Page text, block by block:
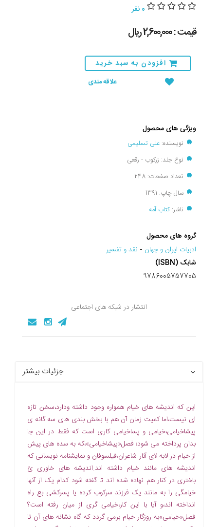
0 نفر
قیمت : 2,600,000 ريال
افزودن به سبد خرید
علاقه مندی
ویژگی های محصول
نویسنده: علی تسلیمی
نوع جلد: زرکوب - رقعی
تعداد صفحات: 248
سال چاپ: 1391
ناشر:کتاب آمه
گروه های محصول
ادبيات ايران و جهان - نقد و تفسير
شابک (ISBN)
9786005757705
انتشار در شبکه های اجتماعی
جزئیات بیشتر
این که اندیشه های خیام همواره وجود داشته ودارد،سخن تازه
ای نیست،اما کمیت زمان آن هم با بخش بندی های سه گانه ی
پیشاخیامی،خیامی و پساخیامی کاری است که فقط در این جا
بدان پرداخته می شود؛ فصل«پیشاخیامی»،که به سده های پیش
از خیام در لابه لای آثار شاعران،فیلسوفان و نمایشنامه نویسانی که
اندیشه های مانند خیام داشته اند.اندیشه های خاوری ئ
باختری در کنار هم نهاده شده اند تا گفته شود کدام یک از آنها
خیامگی را به مانند یک فرزند سرکوب کرده یا پسرکشی بع راه
انداخته اند،و آیا با این کار،خیامی گری از میان رفته است؟
فصل«خیامی»به روزگار خیام برمی گردد که گاه نشانه های آن تا